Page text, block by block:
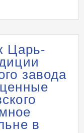
Царь-
завода
в